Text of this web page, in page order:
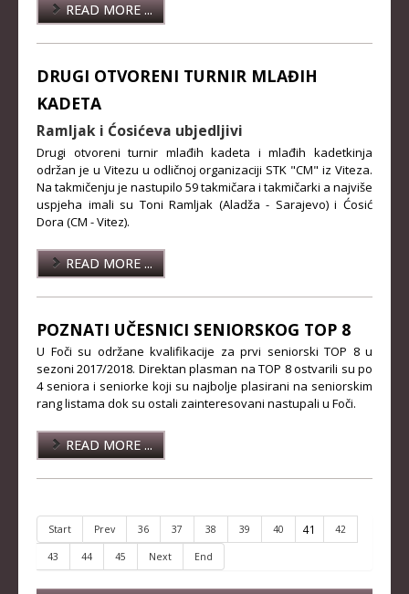
READ MORE ...
DRUGI OTVORENI TURNIR MLAĐIH
KADETA
Ramljak i Ćosićeva ubjedljivi
Drugi otvoreni turnir mlađih kadeta i mlađih kadetkinja
održan je u Vitezu u odličnoj organizaciji STK "CM" iz Viteza.
Na takmičenju je nastupilo 59 takmičara i takmičarki a najviše
uspjeha imali su Toni Ramljak (Aladža - Sarajevo) i Ćosić
Dora (CM - Vitez).
READ MORE ...
POZNATI UČESNICI SENIORSKOG TOP 8
U Foči su održane kvalifikacije za prvi seniorski TOP 8 u
sezoni 2017/2018. Direktan plasman na TOP 8 ostvarili su po
4 seniora i seniorke koji su najbolje plasirani na seniorskim
rang listama dok su ostali zainteresovani nastupali u Foči.
READ MORE ...
Start Prev 36 37 38 39 40 41 42
43 44 45 Next End